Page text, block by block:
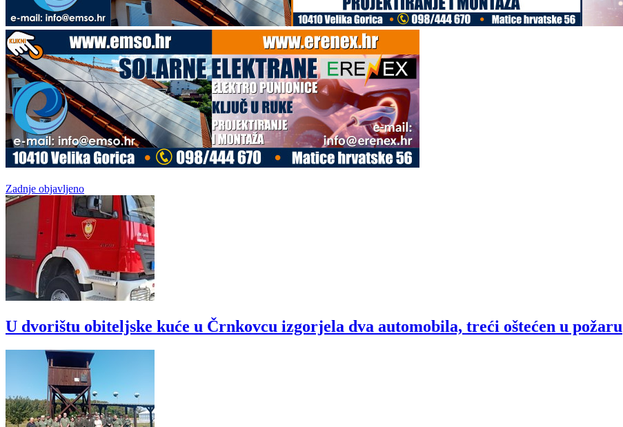
Zadnje objavljeno
U dvorištu obiteljske kuće u Črnkovcu izgorjela dva automobila, treći oštećen u požaru